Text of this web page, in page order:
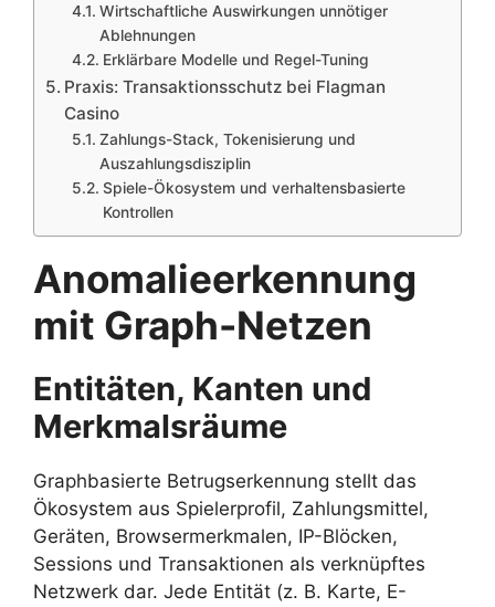
Wirtschaftliche Auswirkungen unnötiger
Ablehnungen
Erklärbare Modelle und Regel-Tuning
Praxis: Transaktionsschutz bei Flagman
Casino
Zahlungs-Stack, Tokenisierung und
Auszahlungsdisziplin
Spiele-Ökosystem und verhaltensbasierte
Kontrollen
Anomalieerkennung
mit Graph-Netzen
Entitäten, Kanten und
Merkmalsräume
Graphbasierte Betrugserkennung stellt das
Ökosystem aus Spielerprofil, Zahlungsmittel,
Geräten, Browsermerkmalen, IP-Blöcken,
Sessions und Transaktionen als verknüpftes
Netzwerk dar. Jede Entität (z. B. Karte, E-